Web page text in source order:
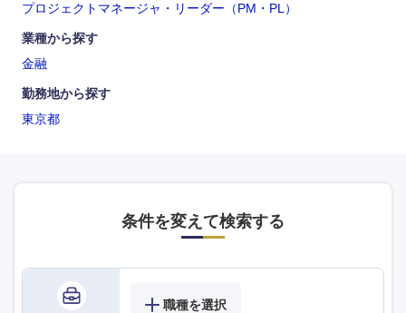
プロジェクトマネージャ・リーダー（PM・PL）
業種から探す
金融
勤務地から探す
東京都
条件を変えて検索する
職種を選択
海外